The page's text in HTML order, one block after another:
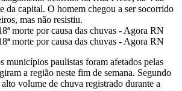
da capital. O homem chegou a ser socorrido
mas não resistiu.
municípios paulistas foram afetados pelas
a região neste fim de semana. Segundo
volume de chuva registrado durante a